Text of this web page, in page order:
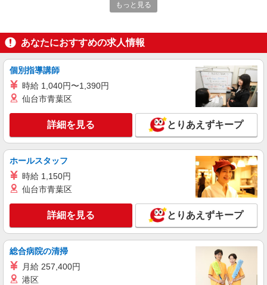
アルバイト パート
COCO’S 石岡店
ココスのキッチン（フード）スタッフ
時給1100円 ※22:00〜翌5:00：時給1400円 ※
高校生時給1080円 ■特別手当 早朝手当（5:00〜
詳細を見る
アルバイト パート
丸亀製麺石岡店
割増有）
茨城県石岡市貝地２－２－２
キープ 詳細を見る
アルバイト
もっと見る
あなたにおすすめの求人情報
個別指導講師
時給 1,040円〜1,390円
仙台市青葉区
詳細を見る とりあえずキープ
ホールスタッフ
時給 1,150円
仙台市青葉区
詳細を見る とりあえずキープ
総合病院の清掃
月給 257,400円
港区